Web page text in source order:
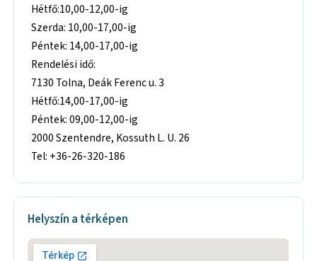
Hétfő:10,00-12,00-ig
Szerda: 10,00-17,00-ig
Péntek: 14,00-17,00-ig
Rendelési idő:
7130 Tolna, Deák Ferenc u. 3
Hétfő:14,00-17,00-ig
Péntek: 09,00-12,00-ig
2000 Szentendre, Kossuth L. U. 26
Tel: +36-26-320-186
Helyszín a térképen